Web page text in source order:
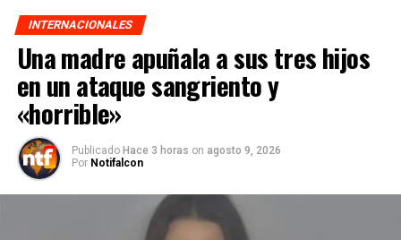
INTERNACIONALES
Una madre apuñala a sus tres hijos
en un ataque sangriento y
«horrible»
Publicado Hace 3 horas on agosto 9, 2026
Por Notifalcon